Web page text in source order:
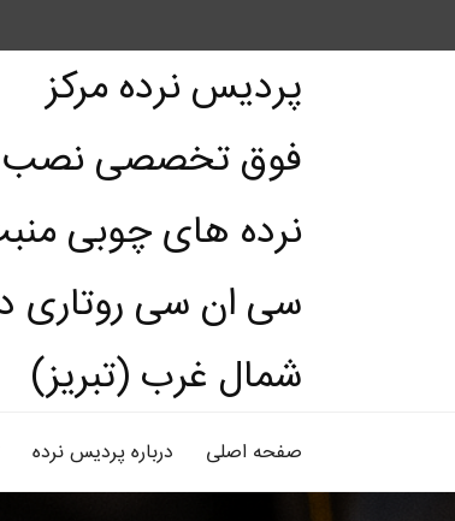
پردیس نرده مرکز
فوق تخصصی نصب
نرده های چوبی
سی ان سی روتاری
شمال غرب (تبریز)
صفحه اصلی درباره پردیس نرده